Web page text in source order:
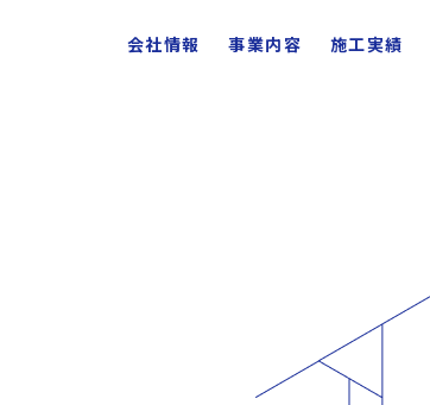
会社情報 事業内容 施工実績